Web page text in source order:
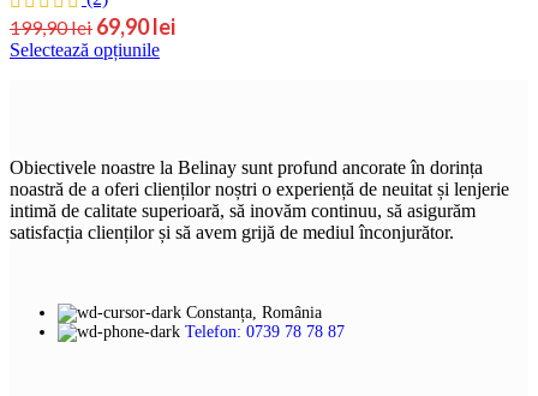
199,90lei 69,90lei
Selectează opțiunile
Obiectivele noastre la Belinay sunt profund ancorate în dorința
noastră de a oferi clienților noștri o experiență de neuitat și lenjerie
intimă de calitate superioară, să inovăm continuu, să asigurăm
satisfacția clienților și să avem grijă de mediul înconjurător.
Constanța, România
Telefon: 0739 78 78 87